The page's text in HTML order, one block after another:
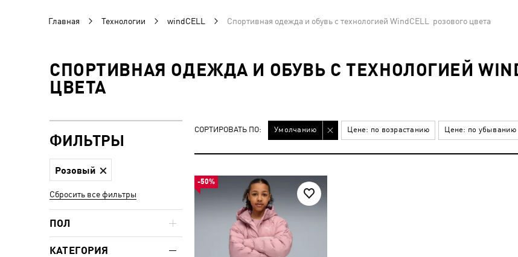
Главная Технологии windCELL Спортивная одежда и обувь с технологией WindCELL розового цвета
СПОРТИВНАЯ ОДЕЖДА И ОБУВЬ С ТЕХНОЛОГИЕЙ
ЦВЕТА
СОРТИРОВАТЬ ПО: Умолчанию Цене: по возрастанию Цене: по убыванию
-50%
ФИЛЬТРЫ
Розовый
Сбросить все фильтры
ПОЛ
КАТЕГОРИЯ